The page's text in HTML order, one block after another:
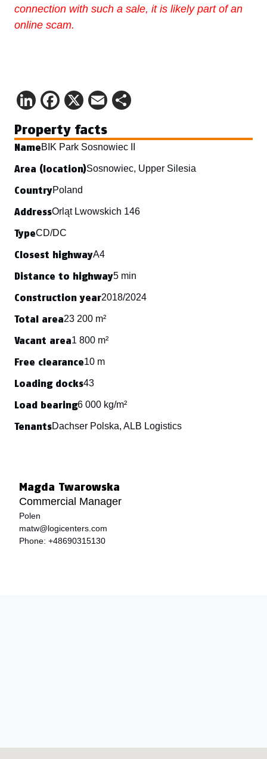
connection with such a sale, it is likely part of an
online scam.
LinkedIn
Facebook
X Email
Property facts
NameBIK Park Sosnowiec II
Area (location)Sosnowiec, Upper Silesia
CountryPoland
AddressOrląt Lwowskich 146
TypeCD/DC
Closest highwayA4
Distance to highway5 min
Construction year2018/2024
Total area23 200 m²
Vacant area1 800 m²
Free clearance10 m
Loading docks43
Load bearing6 000 kg/m²
TenantsDachser Polska, ALB Logistics
Magda Twarowska
Commercial Manager
Polen
matw@logicenters.com
Phone: +48690315130